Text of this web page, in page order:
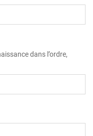
dans l’ordre,